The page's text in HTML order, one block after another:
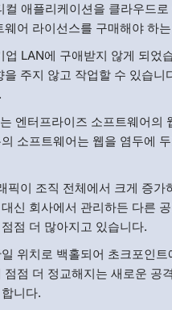
컬 애플리케이션을 클라우드
어 라이선스를 구매해야 하
업 LAN에 구애받지 않게 되었
주지 않고 작업할 수 있습
엔터프라이즈 소프트웨어의
소프트웨어는 웹을 염두에
픽이 조직 전체에서 크게 증
신 회사에서 관리하든 다른
점 더 많아지고 있습니다.
위치로 백홀되어 초크포인
점 더 정교해지는 새로운
니다.